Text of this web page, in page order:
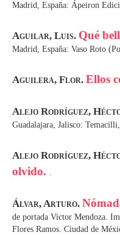
Madrid, España: Ápeiron
Aguilar, Luis. Qué
Madrid, España: Vaso Roto
Aguilera, Flor. Ellos
Alejo Rodríguez,
Guadalajara, Jalisco:
Alejo Rodríguez,
olvido. .
Álvar, Arturo.
de portada Victor Mendoza.
Flores Ramos. Ciudad de